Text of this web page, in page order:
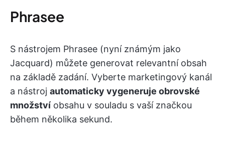
Phrasee
S nástrojem Phrasee (nyní známým jako
Jacquard) můžete generovat relevantní obsah
na základě zadání. Vyberte marketingový kanál
a nástroj automaticky vygeneruje obrovské
množství obsahu v souladu s vaší značkou
během několika sekund.